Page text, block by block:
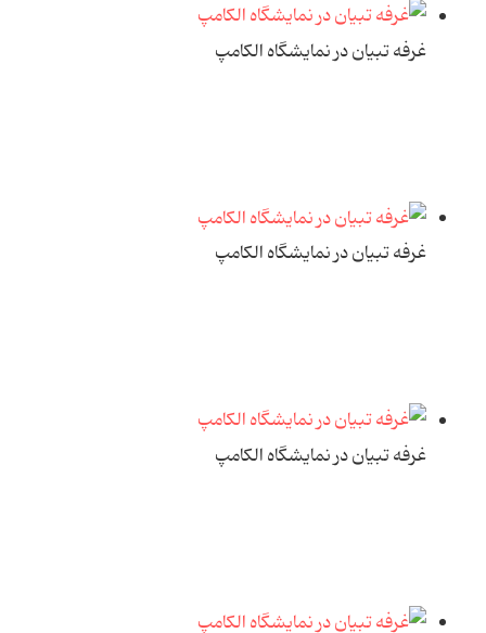
غرفه تبیان در نمایشگاه الکامپ
غرفه تبیان در نمایشگاه الکامپ
غرفه تبیان در نمایشگاه الکامپ